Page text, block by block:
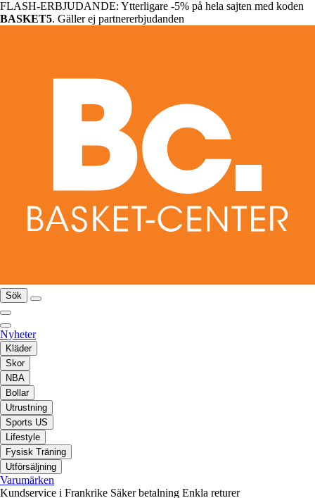
FLASH-ERBJUDANDE: Ytterligare -5% på hela sajten med koden
BASKET5. Gäller ej partnererbjudanden
Sök
Nyheter
Kläder
Skor
NBA
Bollar
Utrustning
Sports US
Lifestyle
Fysisk Träning
Utförsäljning
Varumärken
Kundservice i Frankrike Säker betalning Enkla returer